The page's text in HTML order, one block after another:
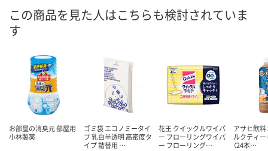
8月8日（土）
した
カゴへ
この商品を見た人はこちらも検討されていま
す
お部屋の消臭元 部屋用
小林製薬
ゴミ袋 エコノミータイ
プ 乳白半透明 高密度タ
イプ 詰替用 …
花王 クイックルワイパ
ー フローリングワイパ
ー フローリング…
アサヒ飲
ルクティ
（24本…